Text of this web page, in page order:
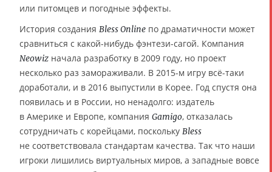
или питомцев и погодные эффекты.
История создания Bless Online по драматичности может
сравниться с какой-нибудь фэнтези-сагой. Компания
Neowiz начала разработку в 2009 году, но проект
несколько раз замораживали. В 2015-м игру всё-таки
доработали, и в 2016 выпустили в Корее. Год спустя она
появилась и в России, но ненадолго: издатель
в Америке и Европе, компания Gamigo, отказалась
сотрудничать с корейцами, поскольку Bless
не соответствовала стандартам качества. Так что наши
игроки лишились виртуальных миров, а западные вовсе